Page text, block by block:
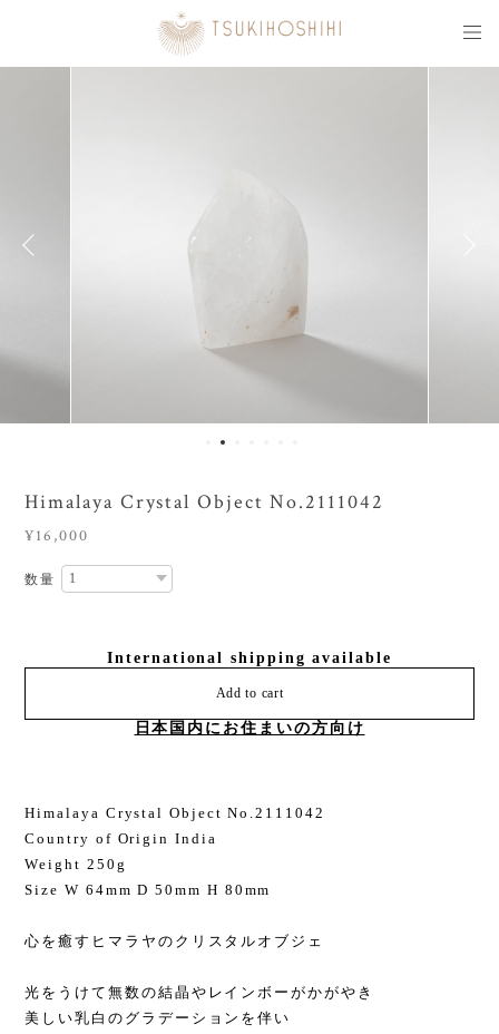
Himalaya Crystal Object No.2111042
¥16,000
数量
International shipping available
Add to cart
日本国内にお住まいの方向け
Himalaya Crystal Object No.2111042
Country of Origin India
Weight 250g
Size W 64mm D 50mm H 80mm
心を癒すヒマラヤのクリスタルオブジェ
光をうけて無数の結晶やレインボーがかがやき
美しい乳白のグラデーションを伴い